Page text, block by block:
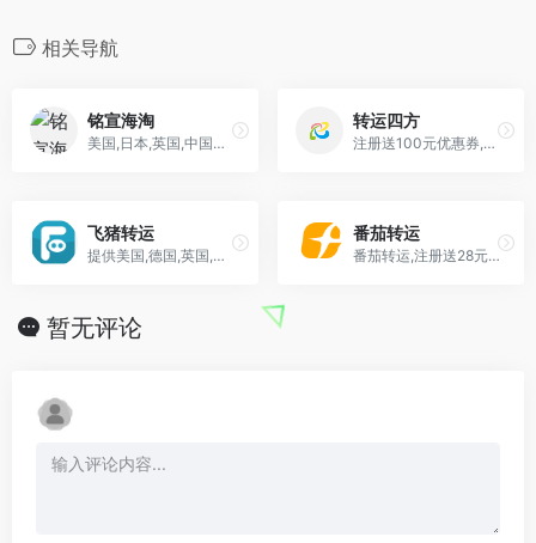
相关导航
铭宣海淘
美国,日本,英国,中国香港,西班牙,加拿大,丹麦,澳洲等转运公司地址
转运四方
注册送100元优惠券,拥有美国,英国,日本,中国香港等转运仓库及专业物流配送体系,转运全球,物流四方
飞猪转运
提供美国,德国,英国,加拿大,日本,中国香港转运地址服务
番茄转运
番茄转运,注册送28元优惠券,服务怎么样,速度快不快,好不好
暂无评论